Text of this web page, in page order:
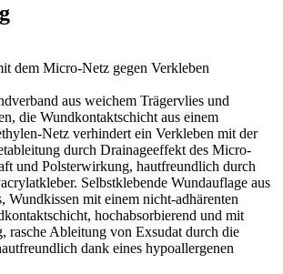
dem Micro-Netz gegen Verkleben
aus weichem Trägervlies und
die Wundkontaktschicht aus einem
Netz verhindert ein Verkleben mit der
durch Drainageeffekt des Micro-
und Polsterwirkung, hautfreundlich durch
Selbstklebende Wundauflage aus
Wundkissen mit einem nicht-adhärenten
hochabsorbierend und mit
rasche Ableitung von Exsudat durch die
dank eines hypoallergenen